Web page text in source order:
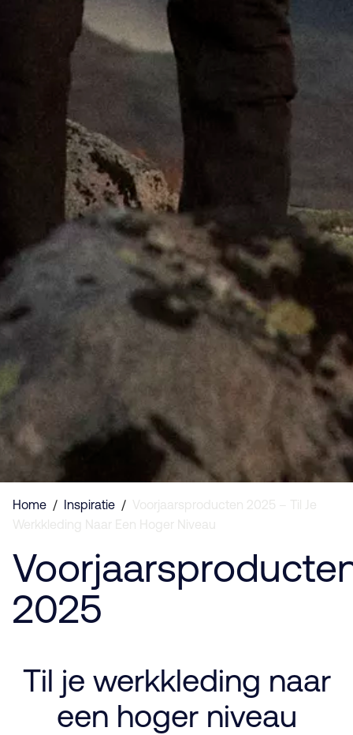
Home / Inspiratie / Voorjaarsproducten 2025 – Til Je
Werkkleding Naar Een Hoger Niveau
2025
Til je werkkleding naar
een hoger niveau